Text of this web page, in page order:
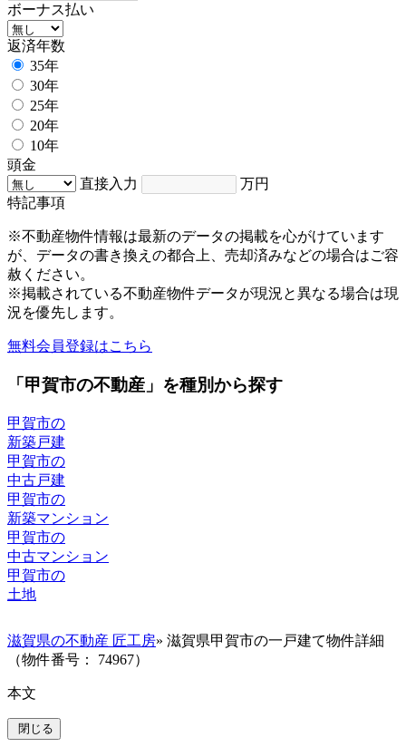
ボーナス払い
返済年数
35年
30年
25年
20年
10年
頭金
直接入力
万円
特記事項
※不動産物件情報は最新のデータの掲載を心がけています
が、データの書き換えの都合上、売却済みなどの場合はご容
赦ください。
※掲載されている不動産物件データが現況と異なる場合は現
況を優先します。
無料会員登録はこちら
「甲賀市の不動産」を種別から探す
甲賀市の
新築戸建
甲賀市の
中古戸建
甲賀市の
新築マンション
甲賀市の
中古マンション
甲賀市の
土地
滋賀県の不動産 匠工房» 滋賀県甲賀市の一戸建て物件詳細
（物件番号： 74967）
本文
閉じる